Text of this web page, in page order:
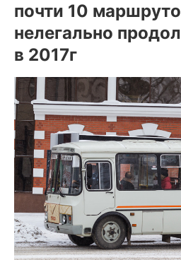
почти 10
нелегально
в 2017г